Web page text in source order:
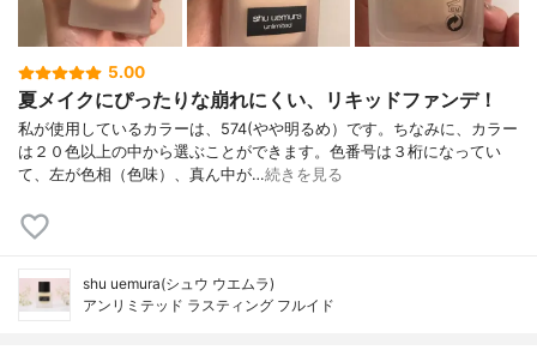
5.00
夏メイクにぴったりな崩れにくい、リキッドファンデ！
私が使用しているカラーは、574(やや明るめ）です。ちなみに、カラー
は２０色以上の中から選ぶことができます。色番号は３桁になってい
て、左が色相（色味）、真ん中が…続きを見る
shu uemura(シュウ ウエムラ)
アンリミテッド ラスティング フルイド